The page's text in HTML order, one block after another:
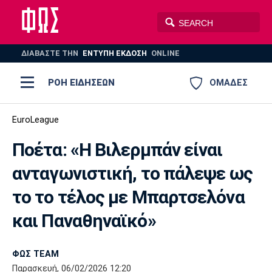
ΔΙΑΒΑΣΤΕ THN ΕΝΤΥΠΗ ΕΚΔΟΣΗ ONLINE
ΟΜΑΔΕΣ
ΡΟΗ ΕΙΔΗΣΕΩΝ
ΠΟΔΟΣΦΑΙΡΟ
ΣΠΟΡ
AUTO-MOTO PLUS
Ποδόσφαιρο
Super League 1
Super League 2
Μπάσκετ
Ελλάδα
Ολυμπιακοί Αγώνες
Ολυμπιακός ΑΕΚ ΠΑΟΚ
EuroLeague
Ποέτα: «Η Βιλερμπάν είναι
ανταγωνιστική, το πάλεψε ως
το το τέλος με Μπαρτσελόνα
και Παναθηναϊκό»
ΦΩΣ TEAM
Παρασκευή, 06/02/2026 12:20